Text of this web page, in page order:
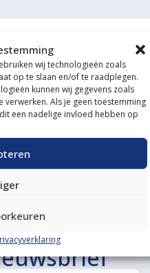
wij technologieën zoals
op te slaan en/of te raadplegen.
kunnen wij gegevens zoals
Als je geen toestemming
een nadelige invloed hebben op
klaar!
MAIL ONS